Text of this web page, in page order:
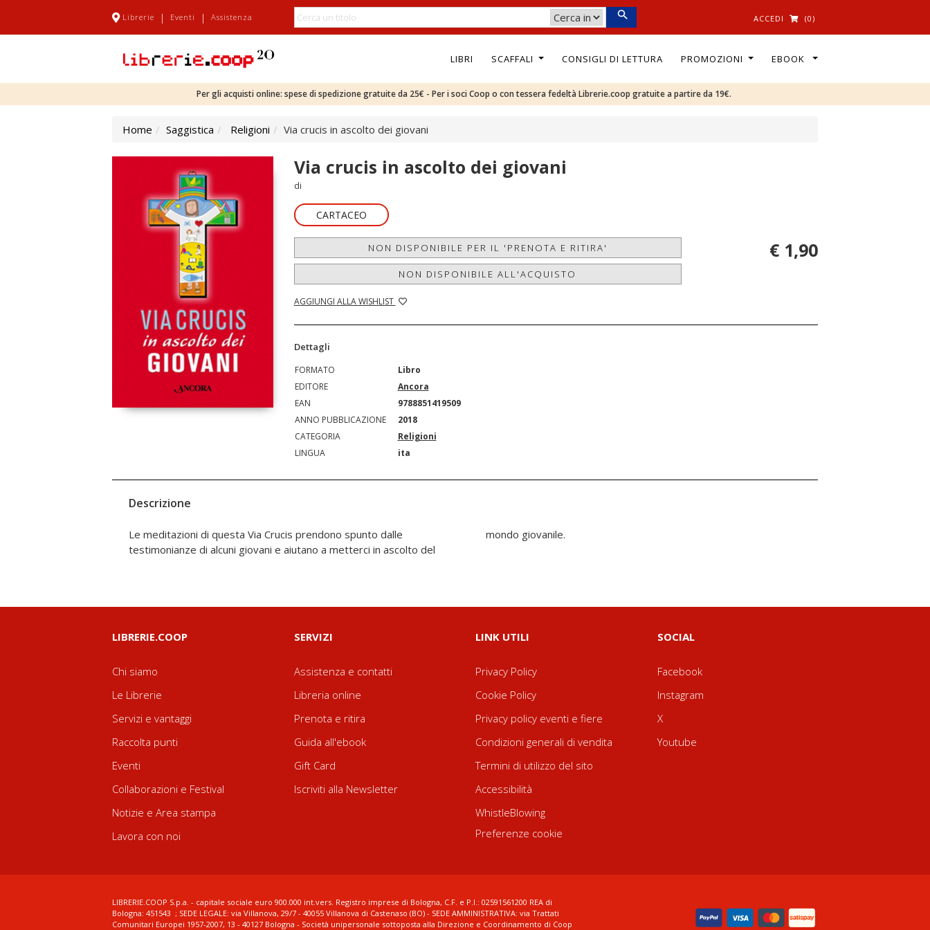
Librerie | Eventi | Assistenza ACCEDI (0)
LIBRI SCAFFALI CONSIGLI DI LETTURA PROMOZIONI EBOOK
Per gli acquisti online: spese di spedizione gratuite da 25€ - Per i soci Coop o con tessera fedeltà Librerie.coop gratuite a partire da 19€.
Home Saggistica Religioni Via crucis in ascolto dei giovani
Via crucis in ascolto dei giovani
di
CARTACEO
NON DISPONIBILE PER IL 'PRENOTA E RITIRA'
NON DISPONIBILE ALL'ACQUISTO
AGGIUNGI ALLA WISHLIST
€ 1,90
Dettagli
FORMATO
Libro
EDITORE
Ancora
EAN
9788851419509
ANNO PUBBLICAZIONE
2018
CATEGORIA
Religioni
LINGUA
ita
Descrizione
Le meditazioni di questa Via Crucis prendono spunto dalle
testimonianze di alcuni giovani e aiutano a metterci in ascolto del
mondo giovanile.
LIBRERIE.COOP
Chi siamo
Le Librerie
Servizi e vantaggi
Raccolta punti
Eventi
Collaborazioni e Festival
Notizie e Area stampa
Lavora con noi
SERVIZI
Assistenza e contatti
Libreria online
Prenota e ritira
Guida all'ebook
Gift Card
Iscriviti alla Newsletter
LINK UTILI
Privacy Policy
Cookie Policy
Privacy policy eventi e fiere
Condizioni generali di vendita
Termini di utilizzo del sito
Accessibilità
WhistleBlowing
Preferenze cookie
SOCIAL
Facebook
Instagram
X
Youtube
LIBRERIE.COOP S.p.a. - capitale sociale euro 900.000 int.vers. Registro imprese di Bologna, C.F. e P.I.: 02591561200 REA di
Bologna: 451543 ; SEDE LEGALE: via Villanova, 29/7 - 40055 Villanova di Castenaso (BO) - SEDE AMMINISTRATIVA: via Trattati
Comunitari Europei 1957-2007, 13 - 40127 Bologna - Società unipersonale sottoposta alla Direzione e Coordinamento di Coop